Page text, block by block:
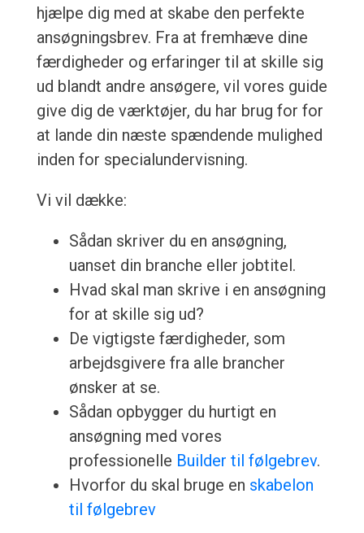
hjælpe dig med at skabe den perfekte
ansøgningsbrev. Fra at fremhæve dine
færdigheder og erfaringer til at skille sig
ud blandt andre ansøgere, vil vores guide
give dig de værktøjer, du har brug for for
at lande din næste spændende mulighed
inden for specialundervisning.
Vi vil dække:
Sådan skriver du en ansøgning,
uanset din branche eller jobtitel.
Hvad skal man skrive i en ansøgning
for at skille sig ud?
De vigtigste færdigheder, som
arbejdsgivere fra alle brancher
ønsker at se.
Sådan opbygger du hurtigt en
ansøgning med vores
professionelle Builder til følgebrev.
Hvorfor du skal bruge en skabelon
til følgebrev